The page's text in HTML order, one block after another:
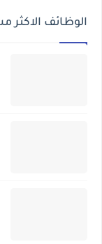
الوظائف الاكثر